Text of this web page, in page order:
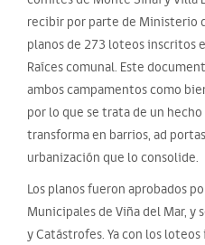
recibir por parte de Ministerio
planos de 273 loteos inscritos
Raíces comunal. Este
ambos campamentos como
por lo que se trata de un
transforma en barrios, ad
urbanización que lo consolide.
Los planos fueron aprobados
Municipales de Viña del Mar, y
y Catástrofes. Ya con los